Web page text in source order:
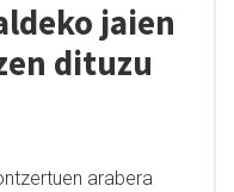
jaien
dituzu
arabera